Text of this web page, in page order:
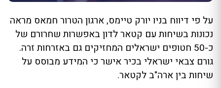
על פי דיווח בניו יורק טיימס, ארגון הטרור חמאס מראה
נכונות בשיחות עם קטאר לדון באפשרות שחרורם של
כ-50 חטופים ישראלים המחזיקים גם באזרחות זרה.
גורם צבאי ישראלי בכיר אישר כי המידע מבוסס על
שיחות בין ארה"ב לקטאר.